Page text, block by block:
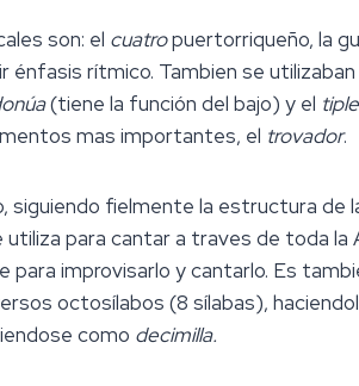
son: el cuatropuertorriqueño, la
énfasis rítmico. Tambien se
(tiene la función del bajo) y el tiple
mas importantes, el trovador.
siguiendo fielmente la estructura de
para cantar a traves de toda la
improvisarlo y cantarlo. Es
octosílabos (8 sílabas),
como decimilla.